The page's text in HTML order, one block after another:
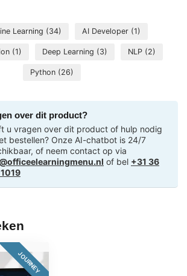
Learning (34) AI Developer (1)
(1) Deep Learning (3) NLP (2)
Python (26)
over dit product?
u vragen over dit product of hulp nodig
bestellen? Onze AI-chatbot is 24/7
of neem contact op via
of bel +31 36
JOURNEY